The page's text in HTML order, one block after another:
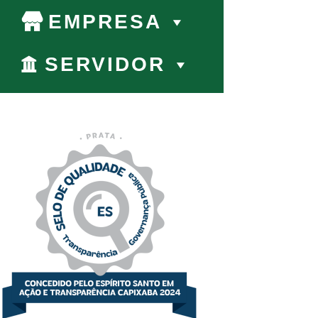
EMPRESA
SERVIDOR